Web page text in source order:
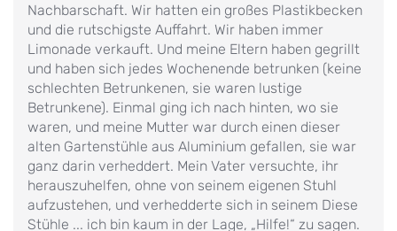
Nachbarschaft. Wir hatten ein großes Plastikbecken
und die rutschigste Auffahrt. Wir haben immer
Limonade verkauft. Und meine Eltern haben gegrillt
und haben sich jedes Wochenende betrunken (keine
schlechten Betrunkenen, sie waren lustige
Betrunkene). Einmal ging ich nach hinten, wo sie
waren, und meine Mutter war durch einen dieser
alten Gartenstühle aus Aluminium gefallen, sie war
ganz darin verheddert. Mein Vater versuchte, ihr
herauszuhelfen, ohne von seinem eigenen Stuhl
aufzustehen, und verhedderte sich in seinem Diese
Stühle ... ich bin kaum in der Lage, „Hilfe!“ zu sagen.